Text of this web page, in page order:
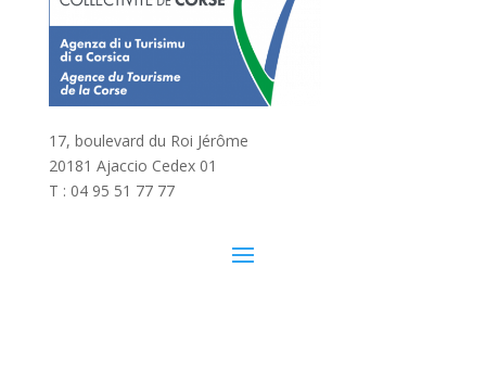
17, boulevard du Roi Jérôme
20181 Ajaccio Cedex 01
T : 04 95 51 77 77